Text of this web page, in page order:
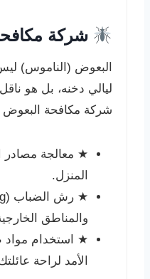
شركة
البعوض (الناموس)
ليالي دخنه، بل هو
شركة مكافحة البعوض
★ معالجة مصادر
المنزل.
★
والمناطق
★ استخدام
الأمد لراحة